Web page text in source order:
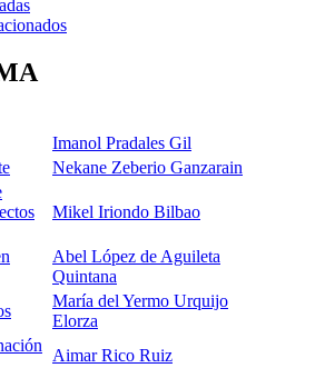
Imanol Pradales Gil
Nekane Zeberio Ganzarain
Mikel Iriondo Bilbao
Abel López de Aguileta
Quintana
María del Yermo Urquijo
Elorza
Aimar Rico Ruiz